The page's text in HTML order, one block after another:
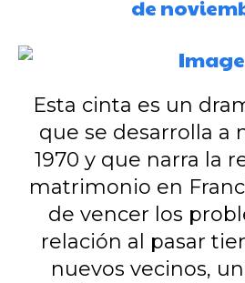
de
Esta cinta es un
que se desarrolla a
1970 y que narra la
matrimonio en
de vencer los
relación al pasar
nuevos vecinos,